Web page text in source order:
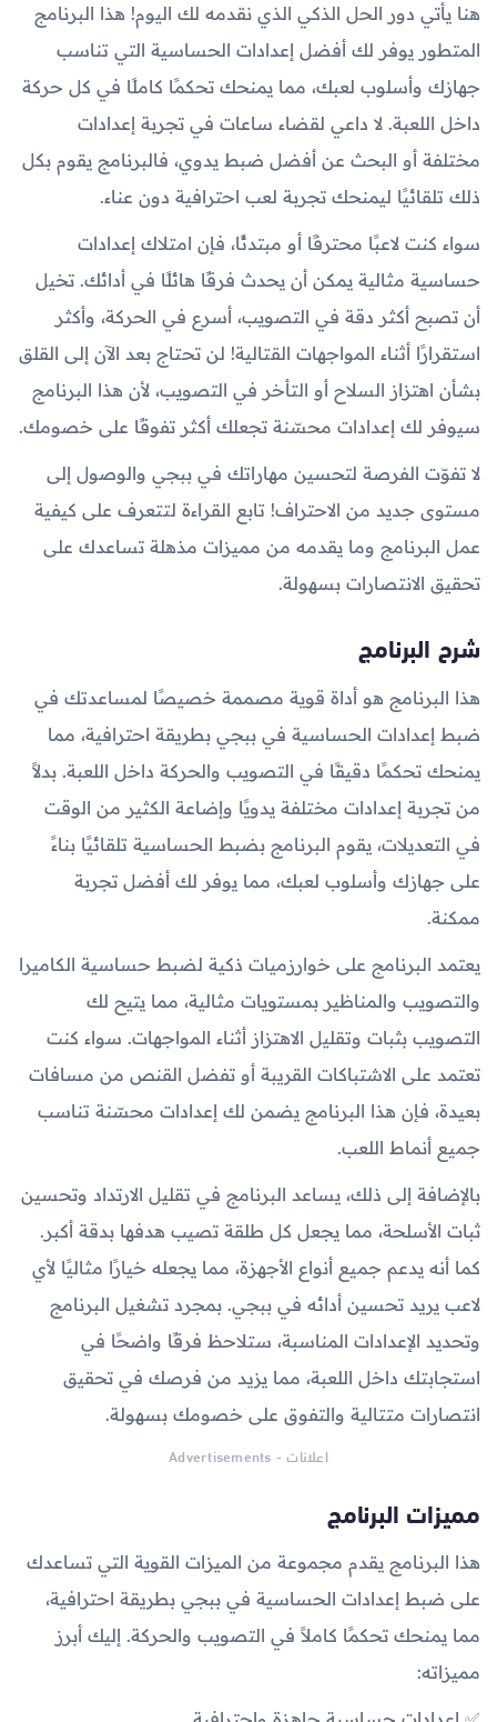
هنا يأتي دور الحل الذكي الذي نقدمه لك اليوم! هذا البرنامج
المتطور يوفر لك أفضل إعدادات الحساسية التي تناسب
جهازك وأسلوب لعبك، مما يمنحك تحكمًا كاملًا في كل حركة
داخل اللعبة. لا داعي لقضاء ساعات في تجربة إعدادات
مختلفة أو البحث عن أفضل ضبط يدوي، فالبرنامج يقوم بكل
ذلك تلقائيًا ليمنحك تجربة لعب احترافية دون عناء.
سواء كنت لاعبًا محترفًا أو مبتدئًا، فإن امتلاك إعدادات
حساسية مثالية يمكن أن يحدث فرقًا هائلًا في أدائك. تخيل
أن تصبح أكثر دقة في التصويب، أسرع في الحركة، وأكثر
استقرارًا أثناء المواجهات القتالية! لن تحتاج بعد الآن إلى القلق
بشأن اهتزاز السلاح أو التأخر في التصويب، لأن هذا البرنامج
سيوفر لك إعدادات محسّنة تجعلك أكثر تفوقًا على خصومك.
لا تفوّت الفرصة لتحسين مهاراتك في ببجي والوصول إلى
مستوى جديد من الاحتراف! تابع القراءة لتتعرف على كيفية
عمل البرنامج وما يقدمه من مميزات مذهلة تساعدك على
تحقيق الانتصارات بسهولة.
شرح البرنامج
هذا البرنامج هو أداة قوية مصممة خصيصًا لمساعدتك في
ضبط إعدادات الحساسية في ببجي بطريقة احترافية، مما
يمنحك تحكمًا دقيقًا في التصويب والحركة داخل اللعبة. بدلاً
من تجربة إعدادات مختلفة يدويًا وإضاعة الكثير من الوقت
في التعديلات، يقوم البرنامج بضبط الحساسية تلقائيًا بناءً
على جهازك وأسلوب لعبك، مما يوفر لك أفضل تجربة
ممكنة.
يعتمد البرنامج على خوارزميات ذكية لضبط حساسية الكاميرا
والتصويب والمناظير بمستويات مثالية، مما يتيح لك
التصويب بثبات وتقليل الاهتزاز أثناء المواجهات. سواء كنت
تعتمد على الاشتباكات القريبة أو تفضل القنص من مسافات
بعيدة، فإن هذا البرنامج يضمن لك إعدادات محسّنة تناسب
جميع أنماط اللعب.
بالإضافة إلى ذلك، يساعد البرنامج في تقليل الارتداد وتحسين
ثبات الأسلحة، مما يجعل كل طلقة تصيب هدفها بدقة أكبر.
كما أنه يدعم جميع أنواع الأجهزة، مما يجعله خيارًا مثاليًا لأي
لاعب يريد تحسين أدائه في ببجي. بمجرد تشغيل البرنامج
وتحديد الإعدادات المناسبة، ستلاحظ فرقًا واضحًا في
استجابتك داخل اللعبة، مما يزيد من فرصك في تحقيق
انتصارات متتالية والتفوق على خصومك بسهولة.
اعلانات - Advertisements
مميزات البرنامج
هذا البرنامج يقدم مجموعة من الميزات القوية التي تساعدك
على ضبط إعدادات الحساسية في ببجي بطريقة احترافية،
مما يمنحك تحكمًا كاملاً في التصويب والحركة. إليك أبرز
مميزاته: